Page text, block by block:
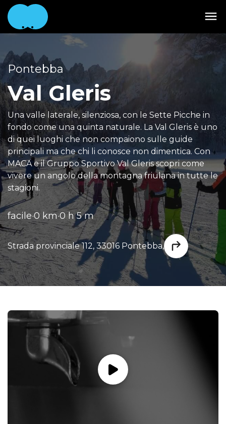
Pontebba
Val Gleris
Una valle laterale, silenziosa, con le Sette Picche in
fondo come una quinta naturale. La Val Gleris è uno
di quei luoghi che non compaiono sulle guide
principali ma che chi li conosce non dimentica. Con
MACA e il Gruppo Sportivo Val Gleris scopri come
vivere un angolo della montagna friulana in tutte le
stagioni.
facile·0 km·0 h 5 m
Strada provinciale 112, 33016 Pontebba,